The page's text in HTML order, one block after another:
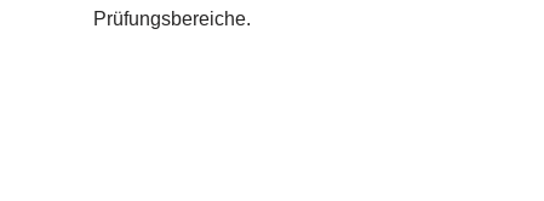
Prüfungsbereiche.